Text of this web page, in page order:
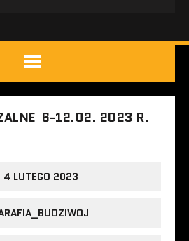
6-12.02. 2023 R.
4 LUTEGO 2023